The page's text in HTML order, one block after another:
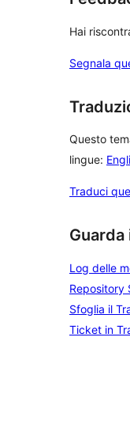
Hai
Segnala
Questo
lingue:
Traduci
Log delle
Repository
Sfoglia il
Ticket in